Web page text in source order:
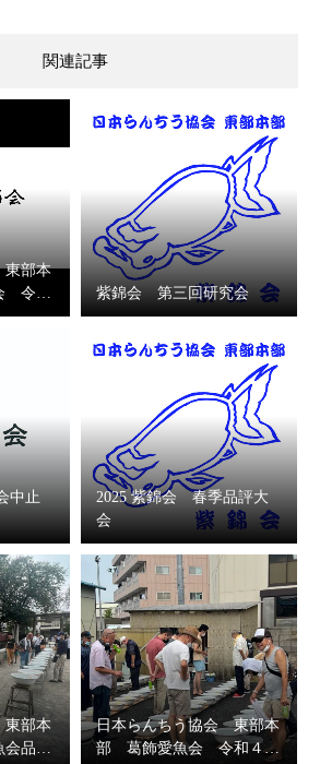
関連記事
部本
令…
紫錦会 第三回研究会
中止
2025 紫錦会 春季品評大
会
部本
品…
日本らんちう協会 東部本
部 葛飾愛魚会 令和４…